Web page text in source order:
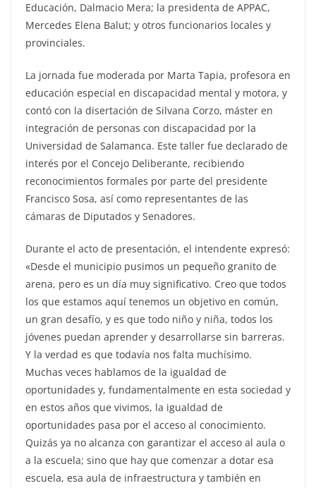
Educación, Dalmacio Mera; la presidenta de APPAC,
Mercedes Elena Balut; y otros funcionarios locales y
provinciales.
La jornada fue moderada por Marta Tapia, profesora en
educación especial en discapacidad mental y motora, y
contó con la disertación de Silvana Corzo, máster en
integración de personas con discapacidad por la
Universidad de Salamanca. Este taller fue declarado de
interés por el Concejo Deliberante, recibiendo
reconocimientos formales por parte del presidente
Francisco Sosa, así como representantes de las
cámaras de Diputados y Senadores.
Durante el acto de presentación, el intendente expresó:
«Desde el municipio pusimos un pequeño granito de
arena, pero es un día muy significativo. Creo que todos
los que estamos aquí tenemos un objetivo en común,
un gran desafío, y es que todo niño y niña, todos los
jóvenes puedan aprender y desarrollarse sin barreras.
Y la verdad es que todavía nos falta muchísimo.
Muchas veces hablamos de la igualdad de
oportunidades y, fundamentalmente en esta sociedad y
en estos años que vivimos, la igualdad de
oportunidades pasa por el acceso al conocimiento.
Quizás ya no alcanza con garantizar el acceso al aula o
a la escuela; sino que hay que comenzar a dotar esa
escuela, esa aula de infraestructura y también en